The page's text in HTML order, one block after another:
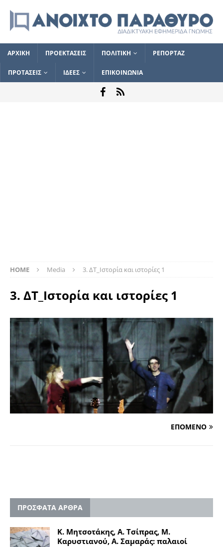
ΑΡΧΙΚΗ ΠΡΟΕΚΤΑΣΕΙΣ ΠΟΛΙΤΙΚΗ ΡΕΠΟΡΤΑΖ
ΠΡΟΤΑΣΕΙΣ ΙΔΕΕΣ ΕΠΙΚΟΙΝΩΝΙΑ
HOME Media 3. ΔΤ_Ιστορία και ιστορίες 1
3. ΔΤ_Ιστορία και ιστορίες 1
ΕΠΟΜΕΝΟ
ΠΡΟΣΦΑΤΑ ΑΡΘΡΑ
Κ. Μητσοτάκης, Α. Τσίπρας, Μ.
Καρυστιανού, Α. Σαμαράς: παλαιοί